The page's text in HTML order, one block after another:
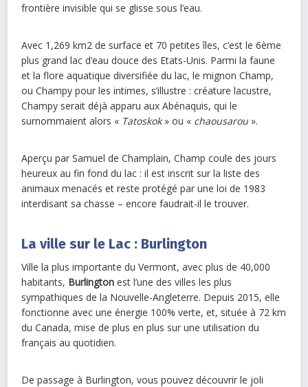
frontière invisible qui se glisse sous l’eau.
Avec 1,269 km2 de surface et 70 petites îles, c’est le 6ème
plus grand lac d’eau douce des Etats-Unis. Parmi la faune
et la flore aquatique diversifiée du lac, le mignon Champ,
ou Champy pour les intimes, s’illustre : créature lacustre,
Champy serait déjà apparu aux Abénaquis, qui le
surnommaient alors « Tatoskok» ou « chaousarou ».
Aperçu par Samuel de Champlain, Champ coule des jours
heureux au fin fond du lac : il est inscrit sur la liste des
animaux menacés et reste protégé par une loi de 1983
interdisant sa chasse – encore faudrait-il le trouver.
La ville sur le Lac : Burlington
Ville la plus importante du Vermont, avec plus de 40,000
habitants, Burlington est l’une des villes les plus
sympathiques de la Nouvelle-Angleterre. Depuis 2015, elle
fonctionne avec une énergie 100% verte, et, située à 72 km
du Canada, mise de plus en plus sur une utilisation du
français au quotidien.
De passage à Burlington, vous pouvez découvrir le joli